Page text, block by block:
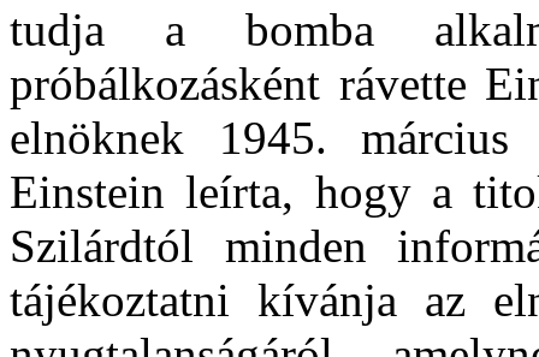
tudja a bomba
próbálkozásként rávette
elnöknek 1945.
Einstein leírta, hogy a
Szilárdtól minden
tájékoztatni kívánja az